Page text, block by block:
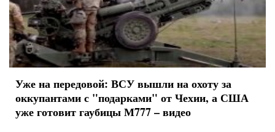
Уже на передовой: ВСУ вышли на охоту за
оккупантами с "подарками" от Чехии, а США
уже готовит гаубицы М777 – видео